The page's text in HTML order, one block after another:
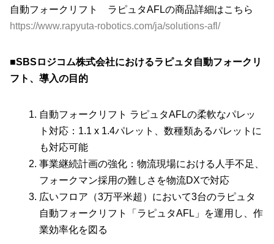
自動フォークリフト ラピュタAFLの商品詳細はこちら
https://www.rapyuta-robotics.com/ja/solutions-afl/
■SBSロジコム株式会社におけるラピュタ自動フォークリ
フト、導入の目的
自動フォークリフト ラピュタAFLの柔軟なパレッ
ト対応：1.1 x 1.4パレット、数種類あるパレットに
も対応可能
事業継続計画の強化：物流現場における人手不足、
フォークマン採用の難しさを物流DXで対応
広いフロア（3万平米超）において3台のラピュタ
自動フォークリフト「ラピュタAFL」を運用し、作
業効率化を図る